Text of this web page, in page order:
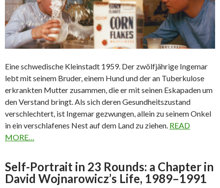
Eine schwedische Kleinstadt 1959. Der zwölfjährige Ingemar
lebt mit seinem Bruder, einem Hund und der an Tuberkulose
erkrankten Mutter zusammen, die er mit seinen Eskapaden um
den Verstand bringt. Als sich deren Gesundheitszustand
verschlechtert, ist Ingemar gezwungen, allein zu seinem Onkel
in ein verschlafenes Nest auf dem Land zu ziehen. READ
MORE…
Self-Portrait in 23 Rounds: a Chapter in
David Wojnarowicz’s Life, 1989–1991